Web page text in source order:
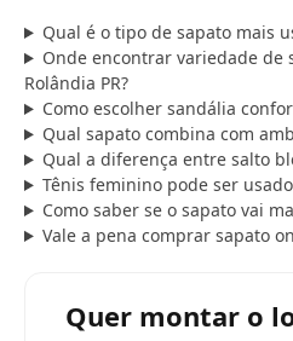
Qual é o tipo de sapato mais
Onde encontrar variedade de
Rolândia PR?
Como escolher sandália
Qual sapato combina com
Qual a diferença entre salto
Tênis feminino pode ser
Como saber se o sapato vai
Vale a pena comprar sapato
Quer montar o